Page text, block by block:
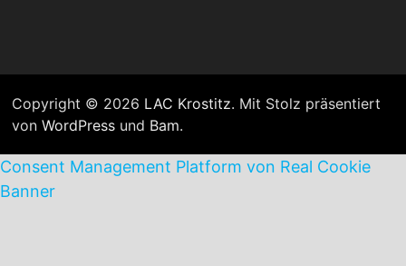
Copyright © 2026 LAC Krostitz. Mit Stolz präsentiert
von WordPressund Bam.
Consent Management Platform von Real Cookie
Banner